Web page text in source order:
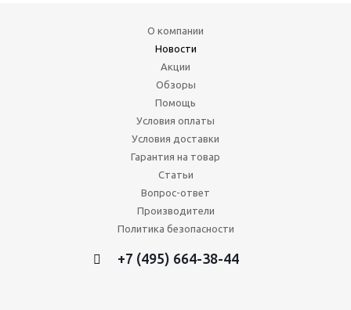
О компании
Новости
Акции
Обзоры
Помощь
Условия оплаты
Условия доставки
Гарантия на товар
Статьи
Вопрос-ответ
Производители
Политика безопасности
+7 (495) 664-38-44